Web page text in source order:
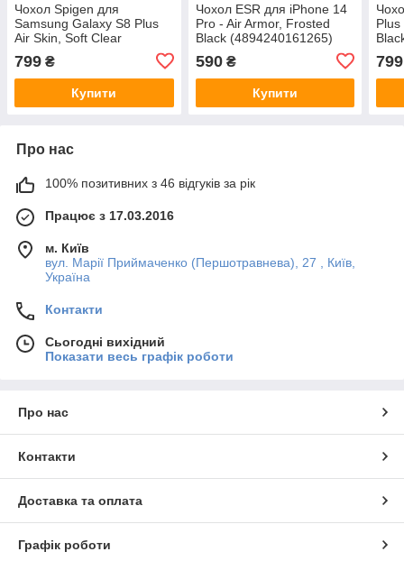
Чохол Spigen для
Samsung Galaxy S8 Plus
Air Skin, Soft Clear
799 ₴
Купити
Чохол ESR для iPhone 14
Pro - Air Armor, Frosted
Black (4894240161265)
590₴
Купити
Plus
799
Про нас
100% позитивних з 46 відгуків за рік
Працює з 17.03.2016
м. Київ
вул. Марії Приймаченко (Першотравнева), 27 , Київ,
Україна
Контакти
Сьогодні вихідний
Показати весь графік роботи
Про нас
Контакти
Доставка та оплата
Графік роботи